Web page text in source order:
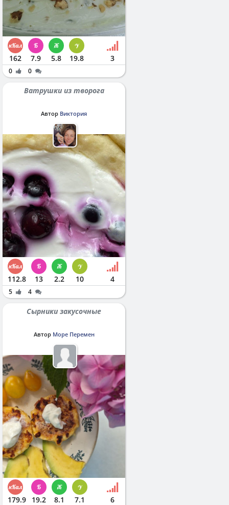
162 7.9 5.8 19.8 3
0 0
Ватрушки из творога
Автор Виктория
112.8 13 2.2 10 4
5 4
Сырники закусочные
Автор Море Перемен
179.9 19.2 8.1 7.1 6